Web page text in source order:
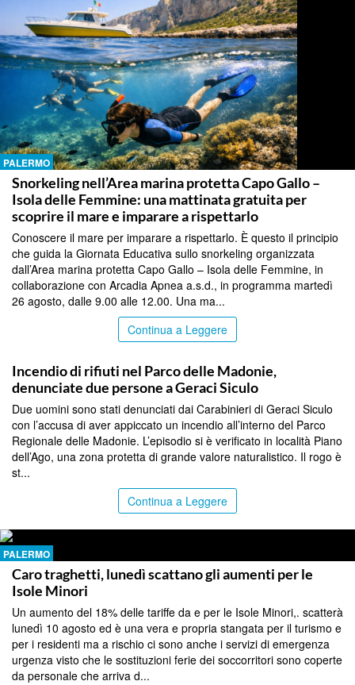
PALERMO
Snorkeling nell’Area marina protetta Capo Gallo –
Isola delle Femmine: una mattinata gratuita per
scoprire il mare e imparare a rispettarlo
Conoscere il mare per imparare a rispettarlo. È questo il principio
che guida la Giornata Educativa sullo snorkeling organizzata
dall’Area marina protetta Capo Gallo – Isola delle Femmine, in
collaborazione con Arcadia Apnea a.s.d., in programma martedì
26 agosto, dalle 9.00 alle 12.00. Una ma...
Continua a Leggere
Incendio di rifiuti nel Parco delle Madonie,
denunciate due persone a Geraci Siculo
Due uomini sono stati denunciati dai Carabinieri di Geraci Siculo
con l’accusa di aver appiccato un incendio all’interno del Parco
Regionale delle Madonie. L’episodio si è verificato in località Piano
dell’Ago, una zona protetta di grande valore naturalistico. Il rogo è
st...
Continua a Leggere
PALERMO
Caro traghetti, lunedì scattano gli aumenti per le
Isole Minori
Un aumento del 18% delle tariffe da e per le Isole Minori,. scatterà
lunedì 10 agosto ed è una vera e propria stangata per il turismo e
per i residenti ma a rischio ci sono anche i servizi di emergenza
urgenza visto che le sostituzioni ferie dei soccorritori sono coperte
da personale che arriva d...